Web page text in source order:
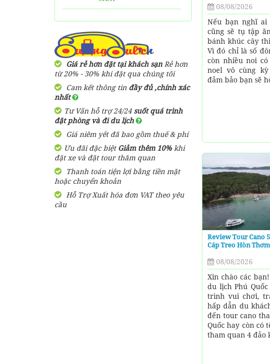
25 Ngôi Chùa ở Sài Gòn
TOP 16 địa điểm du lịch
HẤP DẪN nhất việt nam:
Bạn đã đi được những nơi
cáp treo Núi Bà Đen Tây
Ninh
HƯỚNG DẪN đi du lịch
TAM ĐẢO chi tiết kèm
thông tin liên hệ
SHARE Cẩm nang du lịch
Măng Đen tự túc từ A-Z
Giá rẻ hơn đặt tại khách sạnRẻ hơn
từ 20% - 30% khi đặt qua chúng tôi
Cam kết thông tin đầy đủ ,chính xác
nhất
Tư Vấn hỗ trợ 24/24 suốt quá trình
đặt phòng và đi du lịch
Giá niêm yết đã bao gồm thuế & phí
Ưu đãi đặc biệtGiảm thêm 10%khi
đặt xe và đặt tour thăm quan
Thanh toán tiện lợi bằng tiền mặt
hoặc chuyển khoản
Hỗ Trợ Xuất hóa đơn VAT theo yêu
cầu
08/08/2026
Nếu bạn nghĩ
cũng sẽ tụ tập
bánh khúc cây
Vì đó chỉ là số
còn nhiều noi
noel vô cùng
đảm bảo bạn sẽ
Review Tour Cano
Cáp Treo Hòn Thơm
08/08/2026
Xin chào các
du lịch Phú
trình vui chơi,
hấp dẫn du
đến tour cano
Quốc hay còn có
tham quan 4 đảo